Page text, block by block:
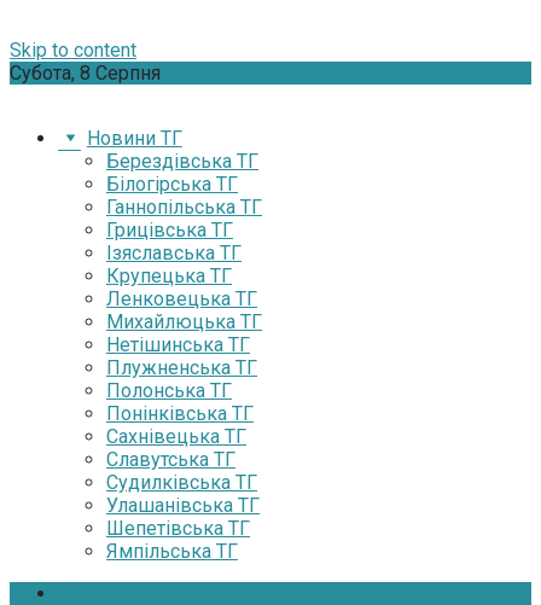
Skip to content
Субота, 8 Серпня
Новини ТГ
Берездівська ТГ
Білогірська ТГ
Ганнопільська ТГ
Грицівська ТГ
Ізяславська ТГ
Крупецька ТГ
Ленковецька ТГ
Михайлюцька ТГ
Нетішинська ТГ
Плужненська ТГ
Полонська ТГ
Понінківська ТГ
Сахнівецька ТГ
Славутська ТГ
Судилківська ТГ
Улашанівська ТГ
Шепетівська ТГ
Ямпільська ТГ